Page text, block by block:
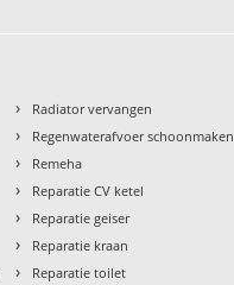
› Radiator vervangen
› Regenwaterafvoer schoonmaken
› Remeha
› Reparatie CV ketel
› Reparatie geiser
› Reparatie kraan
› Reparatie toilet